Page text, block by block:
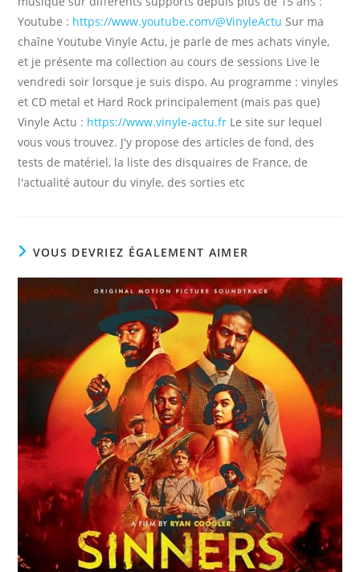
Youtube : https://www.youtube.com/@VinyleActu Sur ma
chaîne Youtube Vinyle Actu, je parle de mes achats vinyle,
et je présente ma collection au cours de sessions Live le
vendredi soir lorsque je suis dispo. Au programme : vinyles
et CD metal et Hard Rock principalement (mais pas que)
Vinyle Actu : https://www.vinyle-actu.fr Le site sur lequel
vous vous trouvez. J'y propose des articles de fond, des
tests de matériel, la liste des disquaires de France, de
l'actualité autour du vinyle, des sorties etc
VOUS DEVRIEZ ÉGALEMENT AIMER